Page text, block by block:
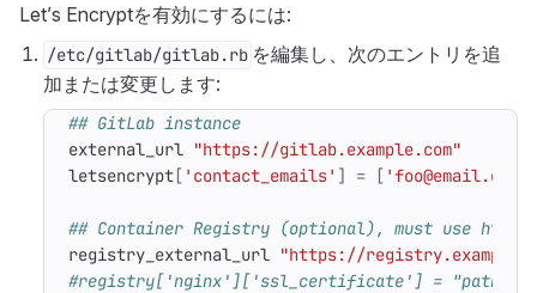
Let’s Encryptを有効にするには:
/etc/gitlab/gitlab.rb を編集し、次のエントリを追
加または変更します:
## GitLab instance
external_url "https://gitlab.example.com"
letsencrypt[ 'contact_emails' ] = [ 'foo@email.com'
## Container Registry (optional), must use https
registry_external_url "https://
#registry['nginx']['ssl_certificate'] = "path/to/